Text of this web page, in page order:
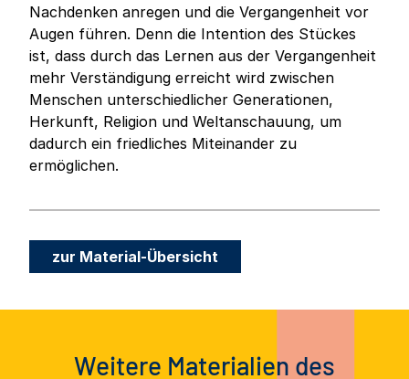
Nachdenken anregen und die Vergangenheit vor
Augen führen. Denn die Intention des Stückes
ist, dass durch das Lernen aus der Vergangenheit
mehr Verständigung erreicht wird zwischen
Menschen unterschiedlicher Generationen,
Herkunft, Religion und Weltanschauung, um
dadurch ein friedliches Miteinander zu
ermöglichen.
zur Material-Übersicht
Weitere Materialien des